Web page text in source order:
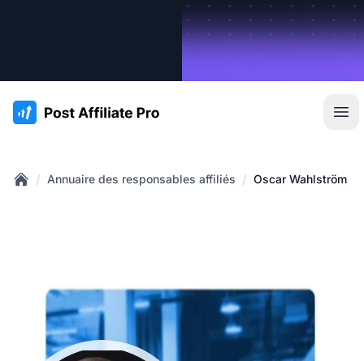
:site.title
/ Annuaire des responsables affiliés / Oscar Wahlström